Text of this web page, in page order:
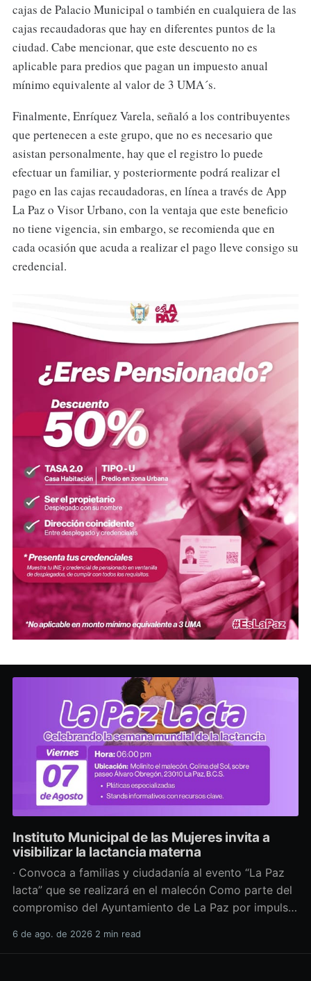
cajas de Palacio Municipal o también en cualquiera de las
cajas recaudadoras que hay en diferentes puntos de la
ciudad. Cabe mencionar, que este descuento no es
aplicable para predios que pagan un impuesto anual
mínimo equivalente al valor de 3 UMA´s.
Finalmente, Enríquez Varela, señaló a los contribuyentes
que pertenecen a este grupo, que no es necesario que
asistan personalmente, hay que el registro lo puede
efectuar un familiar, y posteriormente podrá realizar el
pago en las cajas recaudadoras, en línea a través de App
La Paz o Visor Urbano, con la ventaja que este beneficio
no tiene vigencia, sin embargo, se recomienda que en
cada ocasión que acuda a realizar el pago lleve consigo su
credencial.
Instituto Municipal de las Mujeres invita a
visibilizar la lactancia materna
· Convoca a familias y ciudadanía al evento “La Paz
lacta” que se realizará en el malecón Como parte del
compromiso del Ayuntamiento de La Paz por impulsar
salud y los derechos de las mujeres, así como generar
6 de ago. de 2026 2 min read